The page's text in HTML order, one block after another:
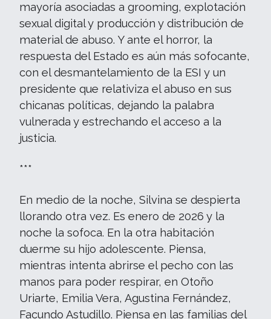
mayoría asociadas a grooming, explotación
sexual digital y producción y distribución de
material de abuso. Y ante el horror, la
respuesta del Estado es aún más sofocante,
con el desmantelamiento de la ESI y un
presidente que relativiza el abuso en sus
chicanas políticas, dejando la palabra
vulnerada y estrechando el acceso a la
justicia.
***
En medio de la noche, Silvina se despierta
llorando otra vez. Es enero de 2026 y la
noche la sofoca. En la otra habitación
duerme su hijo adolescente. Piensa,
mientras intenta abrirse el pecho con las
manos para poder respirar, en Otoño
Uriarte, Emilia Vera, Agustina Fernández,
Facundo Astudillo. Piensa en las familias del